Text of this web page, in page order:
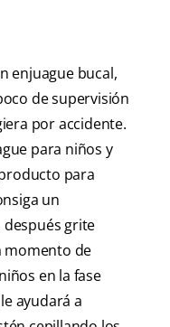
enjuague bucal,
de supervisión
por accidente.
para niños y
para
un
grite
momento de
en la fase
ayudará a